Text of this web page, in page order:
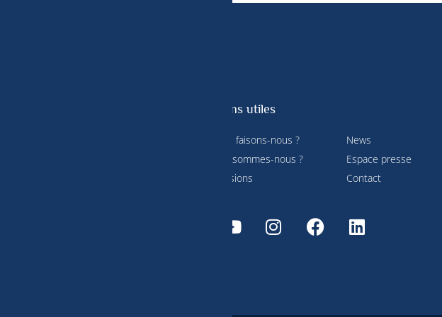
Liens utiles
Que faisons-nous ?
Qui sommes-nous ?
Missions
News
Espace presse
Contact